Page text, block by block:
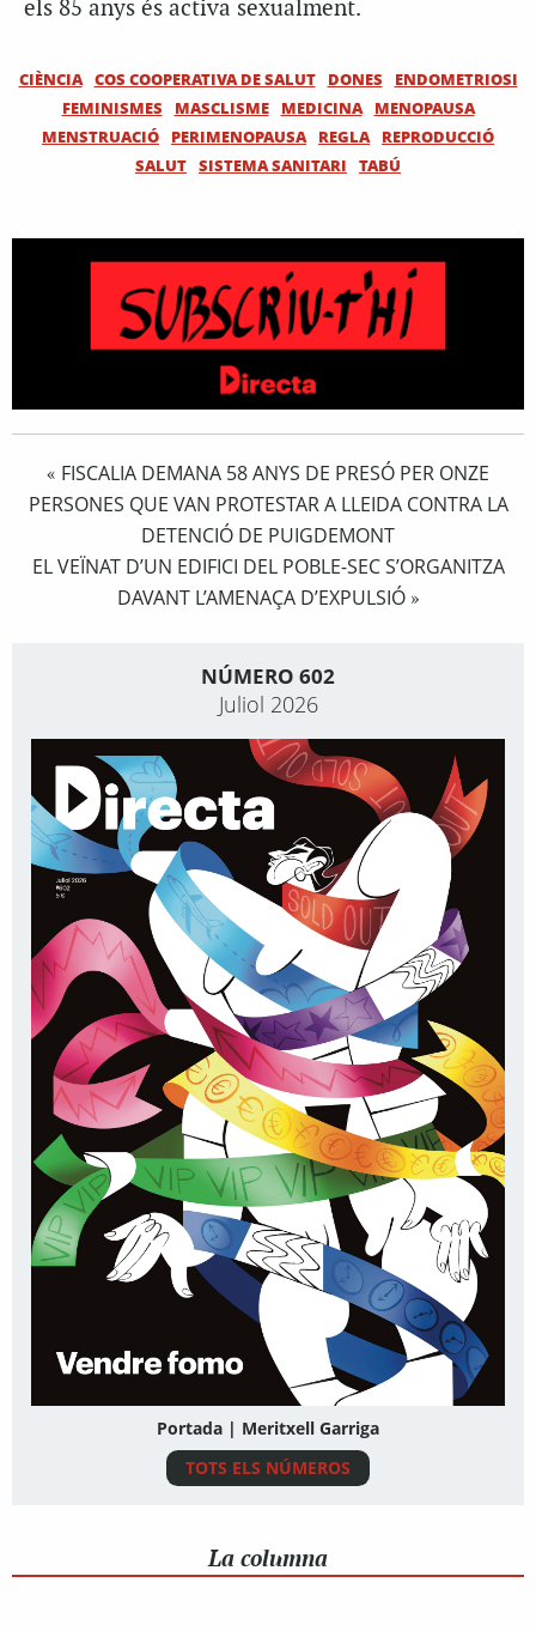
els 85 anys és activa sexualment.
CIÈNCIA COS COOPERATIVA DE SALUT DONES
ENDOMETRIOSI
FEMINISMES
MASCLISME MEDICINA
MENOPAUSA
MENSTRUACIÓ
PERIMENOPAUSA REGLA
REPRODUCCIÓ
SALUT SISTEMA SANITARI TABÚ
« FISCALIA DEMANA 58 ANYS DE PRESÓ PER ONZE
PERSONES QUE VAN PROTESTAR A LLEIDA CONTRA LA
DETENCIÓ DE PUIGDEMONT
EL VEÏNAT D’UN EDIFICI DEL POBLE-SEC S’ORGANITZA
DAVANT L’AMENAÇA D’EXPULSIÓ»
NÚMERO 602
Juliol 2026
Portada | Meritxell Garriga
TOTS ELS NÚMEROS
La columna